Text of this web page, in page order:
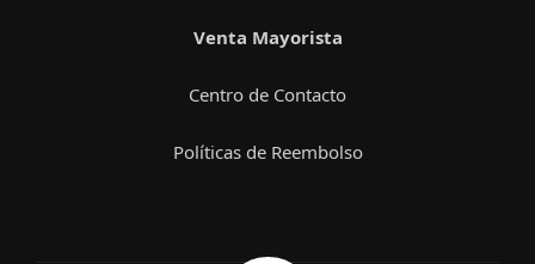
Venta Mayorista
Centro de Contacto
Políticas de Reembolso